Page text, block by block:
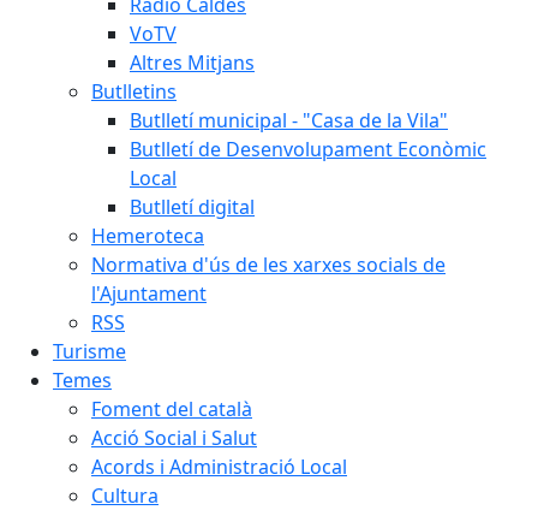
VoTV
Altres Mitjans
Butlletins
Butlletí municipal - "Casa de la Vila"
Butlletí de Desenvolupament Econòmic
Local
Butlletí digital
Hemeroteca
Normativa d'ús de les xarxes socials de
l'Ajuntament
RSS
Turisme
Temes
Foment del català
Acció Social i Salut
Acords i Administració Local
Cultura